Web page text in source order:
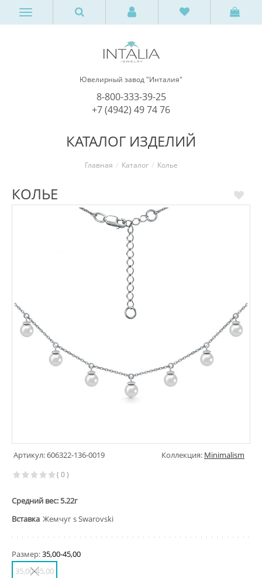
Ювелирный завод "Инталия"
8-800-333-39-25
+7 (4942) 49 74 76
КАТАЛОГ ИЗДЕЛИЙ
Главная Каталог Колье
КОЛЬЕ
Артикул: 606322-136-0019 Коллекция: Minimalism
( 0 )
Средний вес: 5.22г
Вставка Жемчуг s Swarovski
Размер:35,00-45,00
35,00-45,00